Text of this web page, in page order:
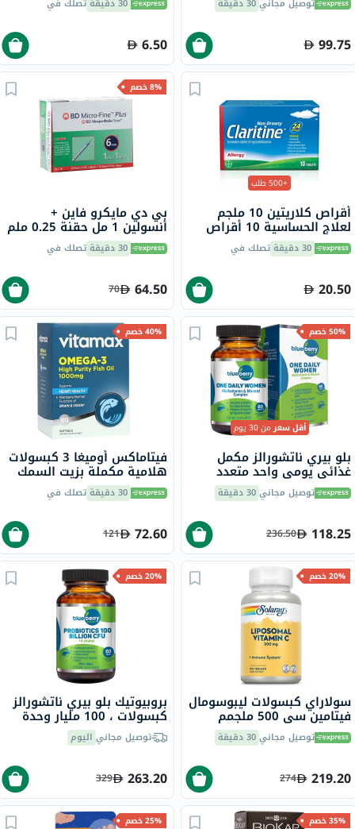
توصيل مجاني30 دقيقة
99.75
30 دقيقة تصلك في
6.50
+500 طلب
أقراص كلاريتين 10 ملجم
لعلاج الحساسية 10 أقراص
30 دقيقة تصلك في
20.50
8% خصم
بي دي مايكرو فاين +
أنسولين 1 مل حقنة 0.25 ملم
(31 جرام) × 6 ملم 100 30 دقيقة تصلك في
64.50
70
50% خصم
أقل سعرمن 30 يوم
بلو بيري ناتشورالز مكمل
غذائي يومي واحد متعدد
الفيتامينات والمعادن للنساء،
حزمة من 60 قرصتوصيل مجاني30 دقيقة
118.25
236.50
40% خصم
فيتاماكس أوميغا 3 كبسولات
هلامية مكملة بزيت السمك
1000 ملجم حزمة من 60 30 دقيقة تصلك في
72.60
121
20% خصم
سولاراي كبسولات ليبوسومال
فيتامين سي 500 ملجمم
نباتية لتعزيز صحة الجهاز
المناعي حزمة من 100 توصيل مجاني30 دقيقة
219.20
274
20% خصم
بروبيوتيك بلو بيري ناتشورالز
كبسولات ، 100 مليار وحدة
تشكيل مستعمرة، 14 سلالة،
لدعم الهضم، حزمه من 60
توصيل مجاني اليوم
263.20
329
35% خصم 25% خصم